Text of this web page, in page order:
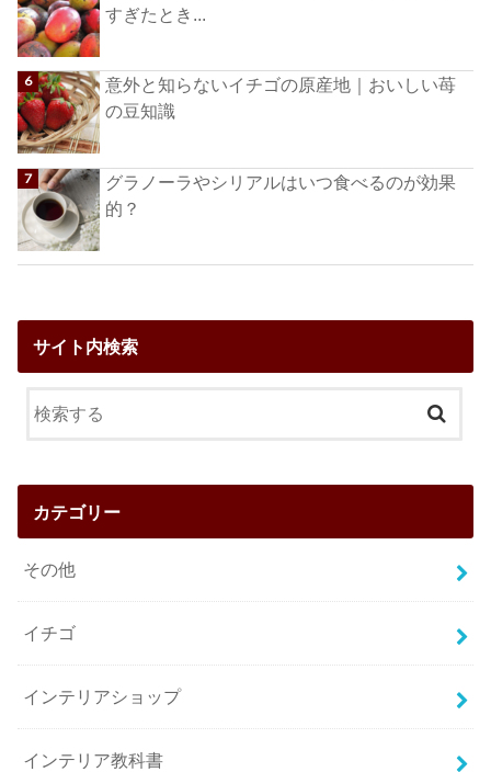
すぎたとき...
意外と知らないイチゴの原産地｜おいしい苺
の豆知識
グラノーラやシリアルはいつ食べるのが効果
的？
サイト内検索
カテゴリー
その他
イチゴ
インテリアショップ
インテリア教科書